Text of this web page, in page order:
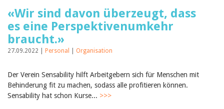
«Wir sind davon überzeugt, dass
es eine Perspektivenumkehr
braucht.»
27.09.2022 | Personal Organisation
Der Verein Sensability hilft Arbeitgebern sich für Menschen mit
Behinderung fit zu machen, sodass alle profitieren können.
Sensability hat schon Kurse... >>>